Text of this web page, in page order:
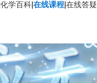
化学百科 在线课程 在线答疑